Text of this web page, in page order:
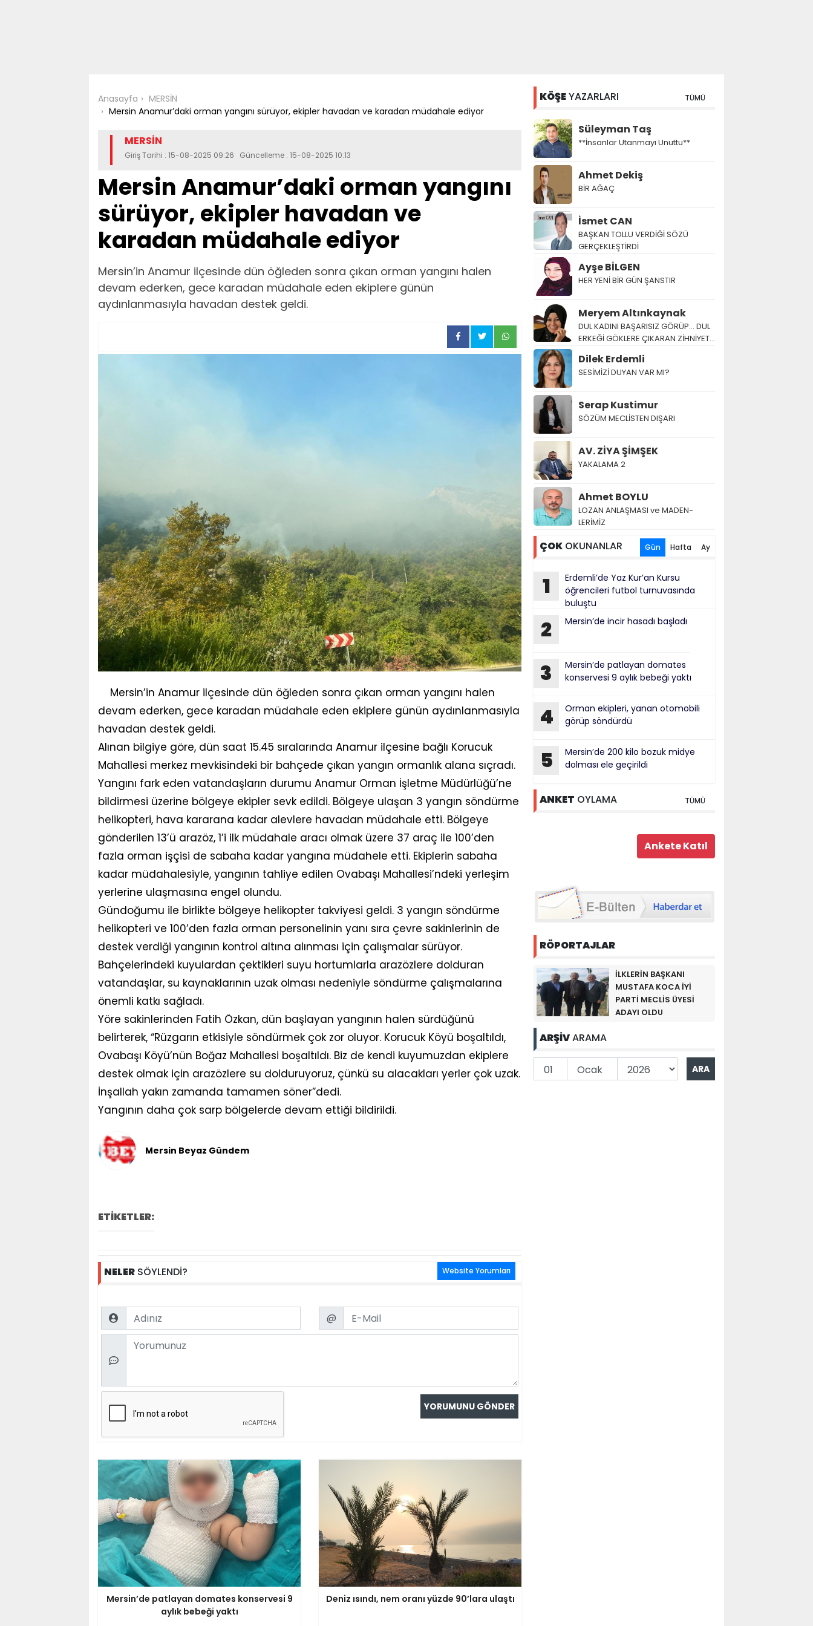
Anasayfa
MERSİN
Mersin Anamur’daki orman yangını sürüyor, ekipler havadan ve karadan müdahale ediyor
MERSİN
Giriş Tarihi : 15-08-2025 09:26 Güncelleme : 15-08-2025 10:13
Mersin Anamur’daki orman yangını
sürüyor, ekipler havadan ve
karadan müdahale ediyor
Mersin’in Anamur ilçesinde dün öğleden sonra çıkan orman yangını halen
devam ederken, gece karadan müdahale eden ekiplere günün
aydınlanmasıyla havadan destek geldi.
Mersin’in Anamur ilçesinde dün öğleden sonra çıkan orman yangını halen
devam ederken, gece karadan müdahale eden ekiplere günün aydınlanmasıyla
havadan destek geldi.
Alınan bilgiye göre, dün saat 15.45 sıralarında Anamur ilçesine bağlı Korucuk
Mahallesi merkez mevkisindeki bir bahçede çıkan yangın ormanlık alana sıçradı.
Yangını fark eden vatandaşların durumu Anamur Orman İşletme Müdürlüğü’ne
bildirmesi üzerine bölgeye ekipler sevk edildi. Bölgeye ulaşan 3 yangın söndürme
helikopteri, hava kararana kadar alevlere havadan müdahale etti. Bölgeye
gönderilen 13’ü arazöz, 1’i ilk müdahale aracı olmak üzere 37 araç ile 100’den
fazla orman işçisi de sabaha kadar yangına müdahele etti. Ekiplerin sabaha
kadar müdahalesiyle, yangının tahliye edilen Ovabaşı Mahallesi’ndeki yerleşim
yerlerine ulaşmasına engel olundu.
Gündoğumu ile birlikte bölgeye helikopter takviyesi geldi. 3 yangın söndürme
helikopteri ve 100’den fazla orman personelinin yanı sıra çevre sakinlerinin de
destek verdiği yangının kontrol altına alınması için çalışmalar sürüyor.
Bahçelerindeki kuyulardan çektikleri suyu hortumlarla arazözlere dolduran
vatandaşlar, su kaynaklarının uzak olması nedeniyle söndürme çalışmalarına
önemli katkı sağladı.
Yöre sakinlerinden Fatih Özkan, dün başlayan yangının halen sürdüğünü
belirterek, “Rüzgarın etkisiyle söndürmek çok zor oluyor. Korucuk Köyü boşaltıldı,
Ovabaşı Köyü’nün Boğaz Mahallesi boşaltıldı. Biz de kendi kuyumuzdan ekiplere
destek olmak için arazözlere su dolduruyoruz, çünkü su alacakları yerler çok uzak.
İnşallah yakın zamanda tamamen söner”dedi.
Yangının daha çok sarp bölgelerde devam ettiği bildirildi.
Mersin Beyaz Gündem
ETİKETLER:
NELER SÖYLENDİ? Website Yorumları
Name Email
@
Comment
Mersin’de patlayan domates konservesi 9
aylık bebeği yaktı
Deniz ısındı, nem oranı yüzde 90’lara ulaştı
KÖŞEYAZARLARI TÜMÜ
Süleyman Taş
**İnsanlar Utanmayı Unuttu**
Ahmet Dekiş
BİR AĞAÇ
İsmet CAN
BAŞKAN TOLLU VERDİĞİ SÖZÜ
GERÇEKLEŞTİRDİ
Ayşe BİLGEN
HER YENİ BİR GÜN ŞANSTIR
Meryem Altınkaynak
DUL KADINI BAŞARISIZ GÖRÜP… DUL
ERKEĞİ GÖKLERE ÇIKARAN ZİHNİYET…
Dilek Erdemli
SESİMİZİ DUYAN VAR MI?
Serap Kustimur
SÖZÜM MECLİSTEN DIŞARI
AV. ZİYA ŞİMŞEK
YAKALAMA 2
Ahmet BOYLU
LOZAN AN­LAŞ­MA­SI ve MA­DEN­
LERİMİZ
ÇOK OKUNANLAR Gün Hafta Ay
1
Erdemli’de Yaz Kur’an Kursu
öğrencileri futbol turnuvasında
buluştu
2 Mersin’de incir hasadı başladı
3
Mersin’de patlayan domates
konservesi 9 aylık bebeği yaktı
4
Orman ekipleri, yanan otomobili
görüp söndürdü
5
Mersin’de 200 kilo bozuk midye
dolması ele geçirildi
ANKET OYLAMA TÜMÜ
RÖPORTAJLAR
İLKLERİN BAŞKANI
MUSTAFA KOCA İYİ
PARTİ MECLİS ÜYESİ
ADAYI OLDU
ARŞİVARAMA